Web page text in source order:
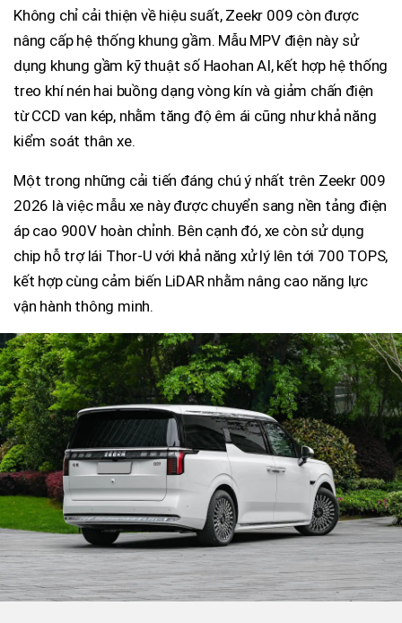
Không chỉ cải thiện về hiệu suất, Zeekr 009 còn được
nâng cấp hệ thống khung gầm. Mẫu MPV điện này sử
dụng khung gầm kỹ thuật số Haohan AI, kết hợp hệ thống
treo khí nén hai buồng dạng vòng kín và giảm chấn điện
từ CCD van kép, nhằm tăng độ êm ái cũng như khả năng
kiểm soát thân xe.
Một trong những cải tiến đáng chú ý nhất trên Zeekr 009
2026 là việc mẫu xe này được chuyển sang nền tảng điện
áp cao 900V hoàn chỉnh. Bên cạnh đó, xe còn sử dụng
chip hỗ trợ lái Thor-U với khả năng xử lý lên tới 700 TOPS,
kết hợp cùng cảm biến LiDAR nhằm nâng cao năng lực
vận hành thông minh.